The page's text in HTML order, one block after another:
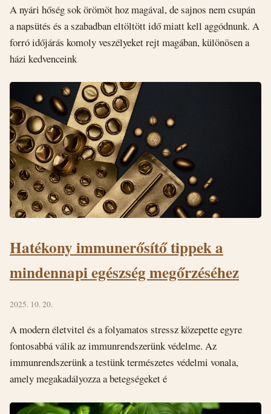
A nyári hőség sok örömöt hoz magával, de sajnos nem csupán
a napsütés és a szabadban eltöltött idő miatt kell aggódnunk. A
forró időjárás komoly veszélyeket rejt magában, különösen a
házi kedvenceink
Hatékony immunerősítő tippek a
mindennapi egészség megőrzéséhez
2025. 10. 20.
A modern életvitel és a folyamatos stressz közepette egyre
fontosabbá válik az immunrendszerünk védelme. Az
immunrendszerünk a testünk természetes védelmi vonala,
amely megakadályozza a betegségeket é